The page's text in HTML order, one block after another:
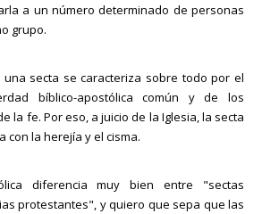
a un número determinado de personas
grupo.
una secta se caracteriza sobre todo por el
bíblico-apostólica común y de los
la fe. Por eso, a juicio de la Iglesia, la secta
con la herejía y el cisma.
diferencia muy bien entre "sectas
protestantes", y quiero que sepa que las